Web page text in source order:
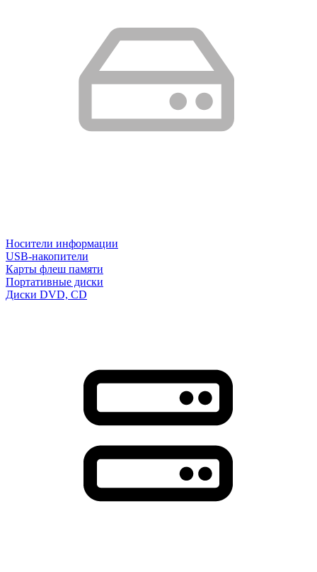
Носители информации
USB-накопители
Карты флеш памяти
Портативные диски
Диски DVD, CD